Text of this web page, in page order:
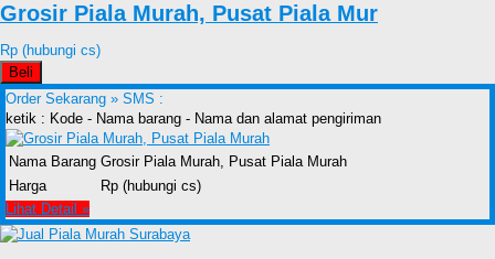
Grosir Piala Murah, Pusat Piala Mur
Rp (hubungi cs)
Beli
Order Sekarang » SMS :
ketik : Kode - Nama barang - Nama dan alamat pengiriman
Nama Barang Grosir Piala Murah, Pusat Piala Murah
Harga
Rp (hubungi cs)
Lihat Detail »